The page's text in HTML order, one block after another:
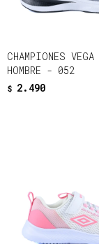
CHAMPIONES VEGA
HOMBRE - 052
$ 2.490